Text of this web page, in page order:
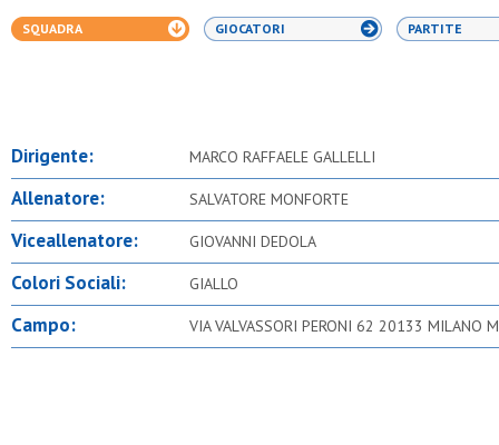
SQUADRA GIOCATORI PARTITE
Dirigente: MARCO RAFFAELE GALLELLI
Allenatore: SALVATORE MONFORTE
Viceallenatore: GIOVANNI DEDOLA
Colori Sociali: GIALLO
Campo: VIA VALVASSORI PERONI 62 20133 MILANO